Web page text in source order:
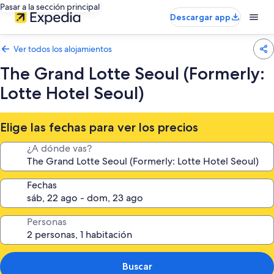
Pasar a la sección principal
Descargar app
Ver todos los alojamientos
The Grand Lotte Seoul (Formerly:
Lotte Hotel Seoul)
Elige las fechas para ver los precios
¿A dónde vas?
Fechas
Personas
Buscar